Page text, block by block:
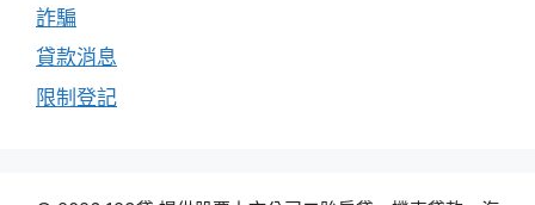
詐騙
貸款消息
限制登記